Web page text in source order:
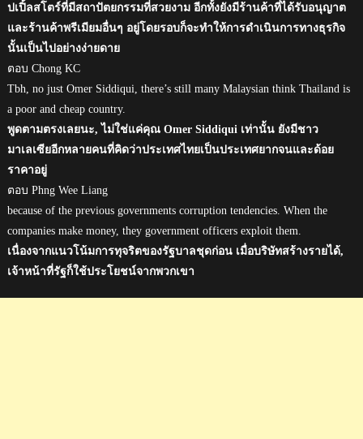
ปเปิ้ลสโตร์ที่มีสถาปัตยกรรมที่สวยงาม อีกทั้งยังมีร้านค้าที่ได้รับอนุญาต
และร้านค้าพรีเมียมอื่นๆ อยู่โดยรอบก็จะทำให้การดำเนินการทางธุรกิจ
นั้นเป็นไปอย่างง่ายดาย
ตอบ Chong KC
Tbh, no just Omer Siddiqui, there’s still many Malaysian think Thailand is
a poor and cheap country.
พูดตามตรงเลยนะ, ไม่ใช่แค่คุณ Omer Siddiqui เท่านั้น ยังมีชาว
มาเลเซียอีกหลายคนที่คิดว่าประเทศไทยเป็นประเทศยากจนและด้อย
ราคาอยู่
ตอบ Phng Wee Liang
because of the previous governments corruption tendencies. When the
companies make money, they government officers exploit them.
เนื่องจากแนวโน้มการทุจริตของรัฐบาลชุดก่อน เมื่อบริษัทสร้างรายได้,
เจ้าหน้าที่รัฐก็ใช้ประโยชน์จากพวกเขา